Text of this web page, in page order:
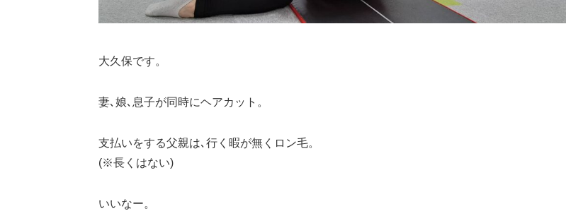
大久保です。
妻､娘､息子が同時にヘアカット。
支払いをする父親は､行く暇が無くロン毛。
(※長くはない)
いいなー。